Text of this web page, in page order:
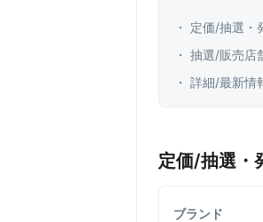
・ 定価/抽選
・ 抽選/販売店
・ 詳細/最新情
定価/抽選・
ブランド